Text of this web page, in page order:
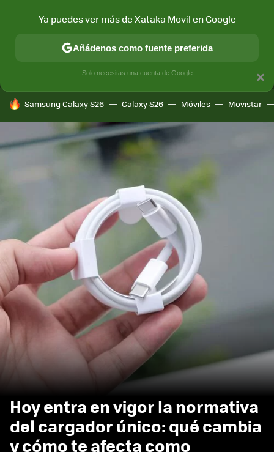
MÓVIL Y SOCIEDAD APLICACIONES
HOY SE HABLA DE
Samsung Galaxy S26 Galaxy S26 Móviles Movistar
Hoy entra en vigor la normativa
del cargador único: qué cambia
y cómo te afecta como
×
Ya puedes ver más de Xataka Movil en Google
Añádenos como fuente preferida
Solo necesitas una cuenta de Google